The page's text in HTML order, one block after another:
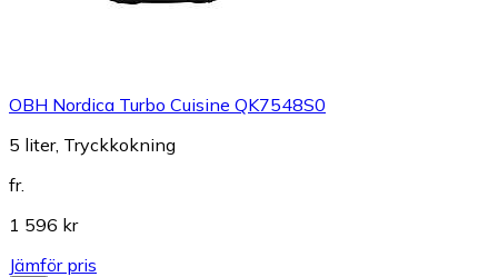
OBH Nordica Turbo Cuisine QK7548S0
5 liter, Tryckkokning
fr.
1 596 kr
Jämför pris